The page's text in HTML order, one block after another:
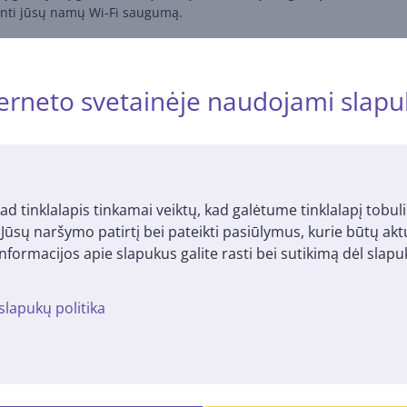
svetainėje naudojami
tinklalapis tinkamai veiktų, kad galėtume tinklalapį
naršymo patirtį bei pateikti pasiūlymus, kurie būtų
apie slapukus galite rasti bei sutikimą dėl
politika
jūsų namų Wi-Fi saugumą.
interneto sąsają, kad nustatytumėte Archer AX53 vos per